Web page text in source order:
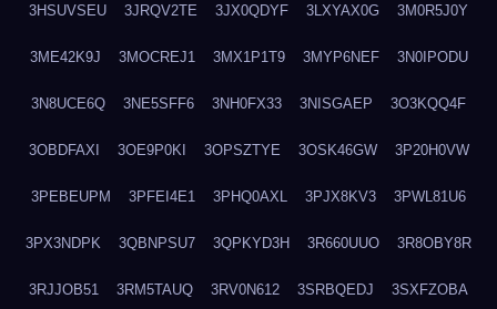
3HSUVSEU 3JRQV2TE 3JX0QDYF 3LXYAX0G 3M0R5J0Y
3ME42K9J 3MOCREJ1 3MX1P1T9 3MYP6NEF 3N0IPODU
3N8UCE6Q 3NE5SFF6 3NH0FX33 3NISGAEP 3O3KQQ4F
3OBDFAXI 3OE9P0KI 3OPSZTYE 3OSK46GW 3P20H0VW
3PEBEUPM 3PFEI4E1 3PHQ0AXL 3PJX8KV3 3PWL81U6
3PX3NDPK 3QBNPSU7 3QPKYD3H 3R660UUO 3R8OBY8R
3RJJOB51 3RM5TAUQ 3RV0N612 3SRBQEDJ 3SXFZOBA